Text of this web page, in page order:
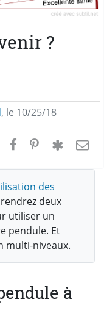
?
, le 10/25/18
des
deux
utiliser un
pendule. Et
multi-niveaux.
à